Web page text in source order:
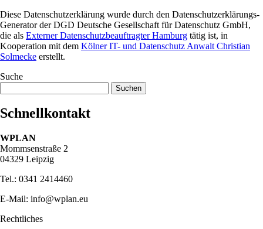
Diese Datenschutzerklärung wurde durch den Datenschutzerklärungs-
Generator der DGD Deutsche Gesellschaft für Datenschutz GmbH,
die als Externer Datenschutzbeauftragter Hamburg tätig ist, in
Kooperation mit dem Kölner IT- und Datenschutz Anwalt Christian
Solmecke erstellt.
Suche
nach:
Schnellkontakt
WPLAN
Mommsenstraße 2
04329 Leipzig
Tel.: 0341 2414460
E-Mail: info@wplan.eu
Rechtliches